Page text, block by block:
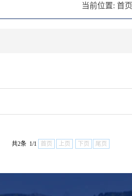
当前位置: 首页
共2条 1/1 首页 上页 下页 尾页